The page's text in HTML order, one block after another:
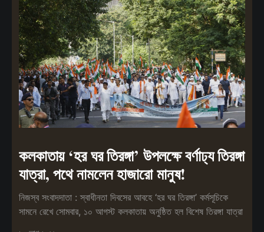
কলকাতায় ‘হর ঘর তিরঙ্গা’ উপলক্ষে বর্ণাঢ্য তিরঙ্গা
যাত্রা, পথে নামলেন হাজারো মানুষ!
নিজস্ব সংবাদদাতা : স্বাধীনতা দিবসের আবহে ‘হর ঘর তিরঙ্গা’ কর্মসূচিকে
সামনে রেখে সোমবার, ১০ আগস্ট কলকাতায় অনুষ্ঠিত হল বিশেষ তিরঙ্গা যাত্রা